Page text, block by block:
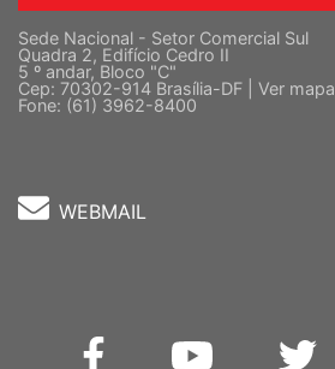
Sede Nacional - Setor Comercial Sul
Quadra 2, Edifício Cedro II
5 º andar, Bloco "C"
Cep: 70302-914 Brasília-DF | Ver mapa
Fone: (61) 3962-8400
WEBMAIL